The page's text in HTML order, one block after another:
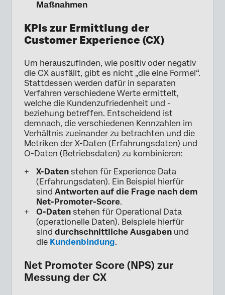
Maßnahmen
KPIs zur Ermittlung der
Customer Experience (CX)
Um herauszufinden, wie positiv oder negativ
die CX ausfällt, gibt es nicht „die eine Formel“.
Stattdessen werden dafür in separaten
Verfahren verschiedene Werte ermittelt,
welche die Kundenzufriedenheit und -
beziehung betreffen. Entscheidend ist
demnach, die verschiedenen Kennzahlen im
Verhältnis zueinander zu betrachten und die
Metriken der X-Daten (Erfahrungsdaten) und
O-Daten (Betriebsdaten) zu kombinieren:
X-Daten stehen für Experience Data
(Erfahrungsdaten). Ein Beispiel hierfür
sind Antworten auf die Frage nach dem
Net-Promoter-Score.
O-Daten stehen für Operational Data
(operationelle Daten). Beispiele hierfür
sind durchschnittliche Ausgaben und
die Kundenbindung.
Net Promoter Score (NPS) zur
Messung der CX